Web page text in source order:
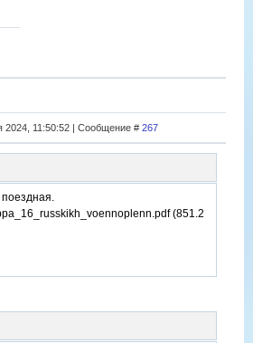
2024, 11:50:52 | Сообщение # 267
(851.2